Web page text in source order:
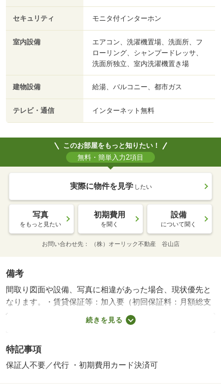
セキュリティ モニタ付インターホン
室内設備
エアコン、洗濯機置場、洗面所、フ
ローリング、シャンプードレッサ、
洗面所独立、室内洗濯機置き場
建物設備 給湯、バルコニー、都市ガス
テレビ・通信 インターネット無料
このお部屋をもっと知りたい！
無料・簡単入力2項目
実際に物件を見学 したい
写真
をもっと見たい
初期費用
を聞く
設備
について聞く
お問い合わせ先 （株）オーリック不動産 谷山店
備考
間取り図面や設備、写真に相違があった場合、現状優先と
なります。・賃貸保証等：加入要（初回保証料：月額総支
払額の３０％～１００％（３０％時更新料１０，０００円
／年））・鍵交換代：あり２４，２００円～・維持費等：
円／月・他交通手段：笹貫停歩１分・交通アクセス便利な
立地☆駐車場１台付き☆このお家賃でネット月額無料☆さ
続きを見る
特記事項
保証人不要／代行 ・初期費用カード決済可